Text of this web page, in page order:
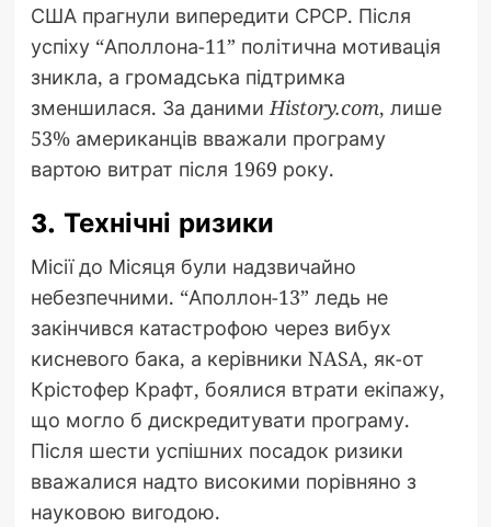
США прагнули випередити СРСР. Після
успіху “Аполлона-11” політична мотивація
зникла, а громадська підтримка
зменшилася. За данимиHistory.com, лише
53% американців вважали програму
вартою витрат після 1969 року.
3. Технічні ризики
Місії до Місяця були надзвичайно
небезпечними. “Аполлон-13” ледь не
закінчився катастрофою через вибух
кисневого бака, а керівники NASA, як-от
Крістофер Крафт, боялися втрати екіпажу,
що могло б дискредитувати програму.
Після шести успішних посадок ризики
вважалися надто високими порівняно з
науковою вигодою.